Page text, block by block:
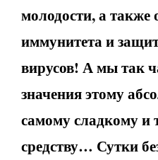
молодости, а также
иммунитета и
вирусов! А мы так
значения этому
самому сладкому и
средству… Сутки